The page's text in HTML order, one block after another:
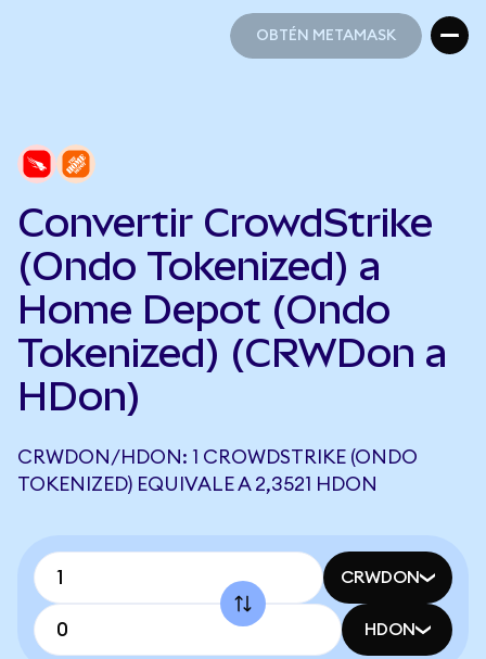
OBTÉN METAMASK
Convertir CrowdStrike
(Ondo Tokenized) a
Home Depot (Ondo
Tokenized) (CRWDon a
HDon)
CRWDON/HDON: 1 CROWDSTRIKE (ONDO
TOKENIZED) EQUIVALE A 2,3521 HDON
CRWDON
HDON